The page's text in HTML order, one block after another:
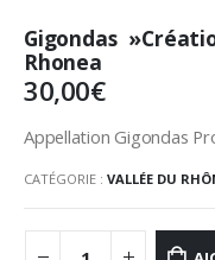
Gigondas
Rhonea
30,00€
Appellation Gigondas
CATÉGORIE : VALLÉE DU